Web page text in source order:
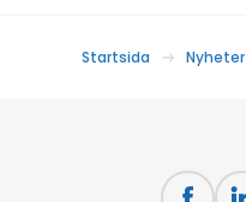
Startsida Nyheter